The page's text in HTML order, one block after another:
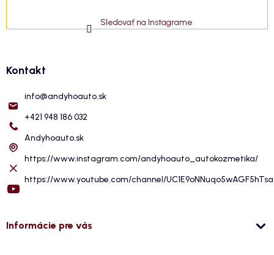
Sledovať na Instagrame
Kontakt
info@andyhoauto.sk
+421 948 186 032
Andyhoauto.sk
https://www.instagram.com/andyhoauto_autokozmetika/
https://www.youtube.com/channel/
Informácie pre vás